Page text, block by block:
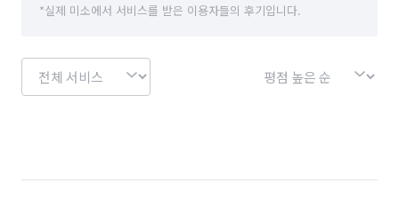
*실제 미소에서 서비스를 받은 이용자들의 후기입니다.